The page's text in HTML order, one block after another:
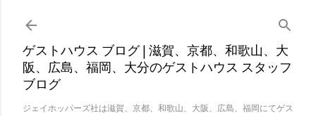
スキップしてメイン コンテンツに移動
ゲストハウス ブログ | 滋賀、京都、和歌山、大
阪、広島、福岡、大分のゲストハウス スタッフ
ブログ
ジェイホッパーズ社は滋賀、京都、和歌山、大阪、広島、福岡にてゲス